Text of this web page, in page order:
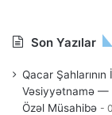
Son Yazılar
Qacar
Vəsiyyətnamə —
Özəl Müsahibə